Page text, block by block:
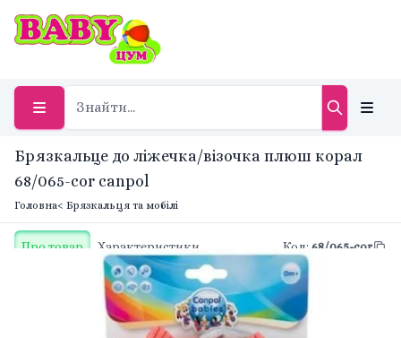
Брязкальце до ліжечка/візочка плюш корал
68/065-cor canpol
Головна< Брязкальця та мобілі
Про товар Характеристики Код: 68/065-cor